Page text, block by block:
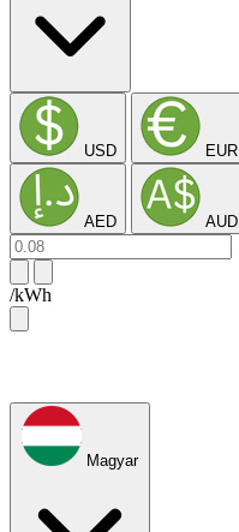
USD EUR
AED AUD
/kWh
Magyar